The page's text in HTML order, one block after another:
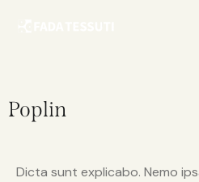
Poplin
Dicta sunt explicabo. Nemo